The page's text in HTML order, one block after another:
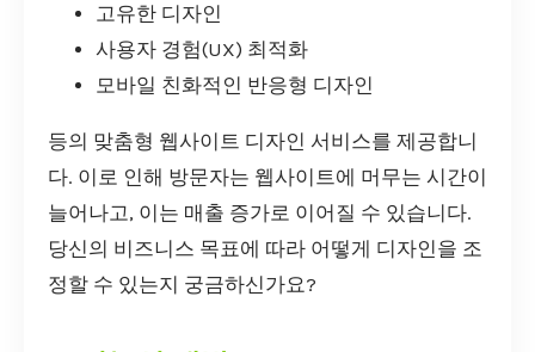
고유한 디자인
사용자 경험(UX) 최적화
모바일 친화적인 반응형 디자인
등의 맞춤형 웹사이트 디자인 서비스를 제공합니
다. 이로 인해 방문자는 웹사이트에 머무는 시간이
늘어나고, 이는 매출 증가로 이어질 수 있습니다.
당신의 비즈니스 목표에 따라 어떻게 디자인을 조
정할 수 있는지 궁금하신가요?